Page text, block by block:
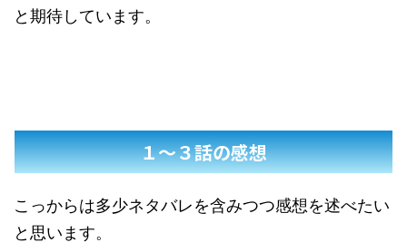
と期待しています。
１〜３話の感想
こっからは多少ネタバレを含みつつ感想を述べたい
と思います。